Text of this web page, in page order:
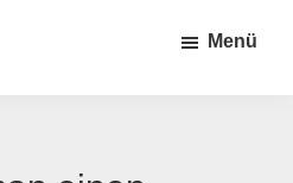
Menü